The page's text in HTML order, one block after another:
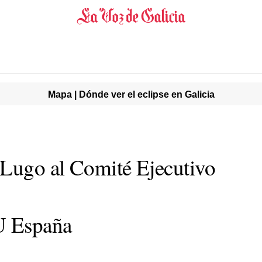
Mapa | Dónde ver el eclipse en Galicia
al Comité Ejecutivo